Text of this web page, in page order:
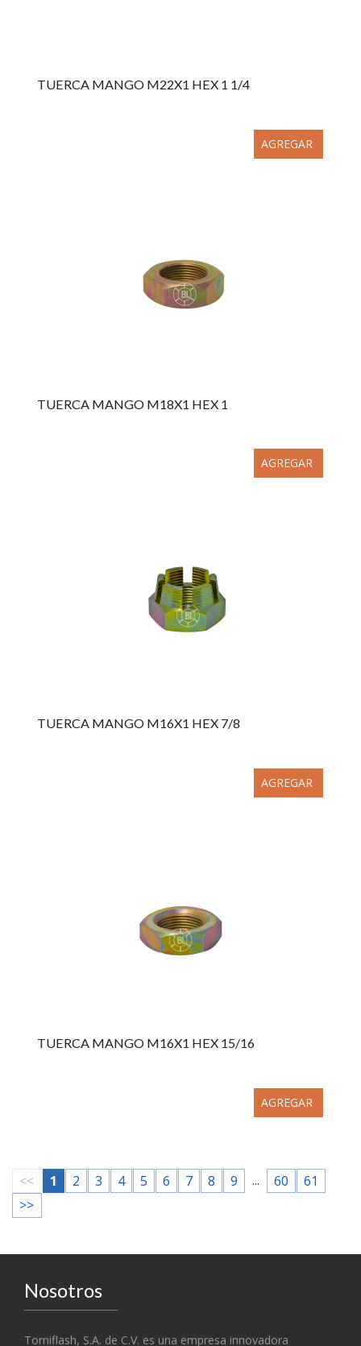
TUERCA MANGO M22X1 HEX 1 1/4
AGREGAR
TUERCA MANGO M18X1 HEX 1
AGREGAR
TUERCA MANGO M16X1 HEX 7/8
AGREGAR
TUERCA MANGO M16X1 HEX 15/16
AGREGAR
<< 1 2 3 4 5 6 7 8 9 ... 60
61
>>
Nosotros
Torniflash, S.A. de C.V. es una empresa innovadora